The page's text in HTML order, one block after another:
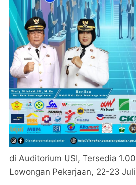
di Auditorium USI, Tersedia
Lowongan Pekerjaan, 22-23